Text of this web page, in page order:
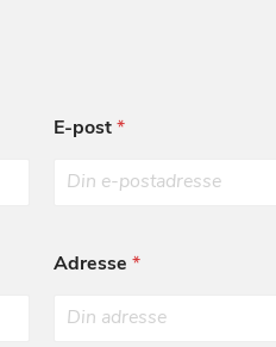
E-post *
Adresse *